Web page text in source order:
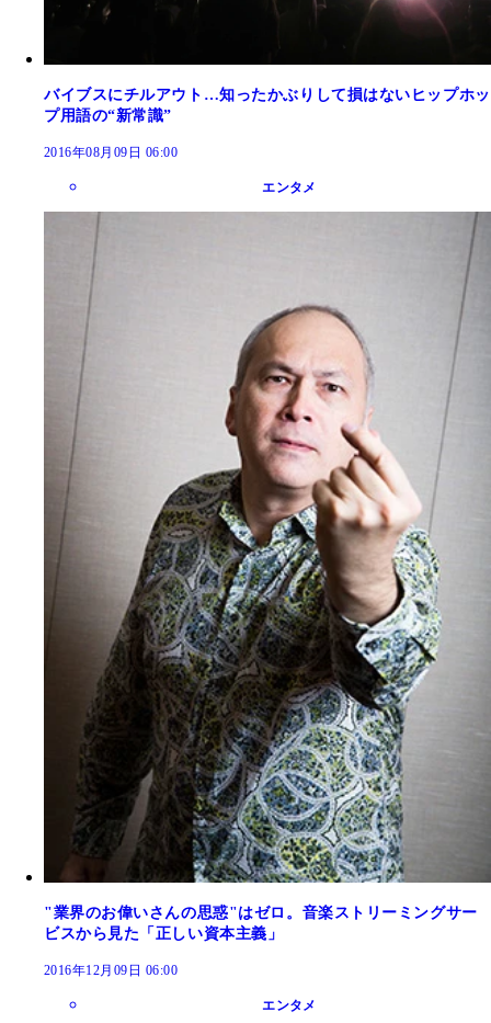
バイブスにチルアウト…知ったかぶりして損はないヒップホッ
プ用語の“新常識”
2016年08月09日 06:00
エンタメ
"業界のお偉いさんの思惑"はゼロ。音楽ストリーミングサー
ビスから見た「正しい資本主義」
2016年12月09日 06:00
エンタメ